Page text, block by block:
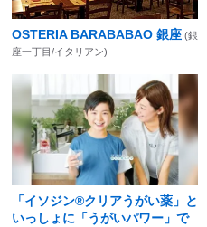
OSTERIA BARABABAO 銀座 (銀
座一丁目/イタリアン)
「イソジン®クリアうがい薬」と
いっしょに「うがいパワー」で